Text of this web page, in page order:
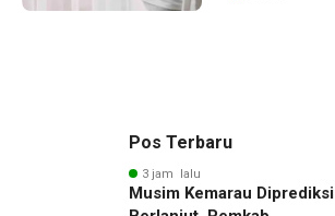
Pos Terbaru
3 jam lalu
Musim Kemarau Diprediksi